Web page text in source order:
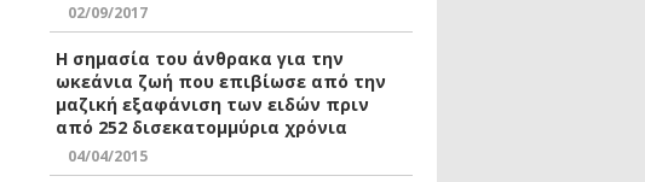
02/09/2017
Η σημασία του άνθρακα για την
ωκεάνια ζωή που επιβίωσε από την
μαζική εξαφάνιση των ειδών πριν
από 252 δισεκατομμύρια χρόνια
04/04/2015